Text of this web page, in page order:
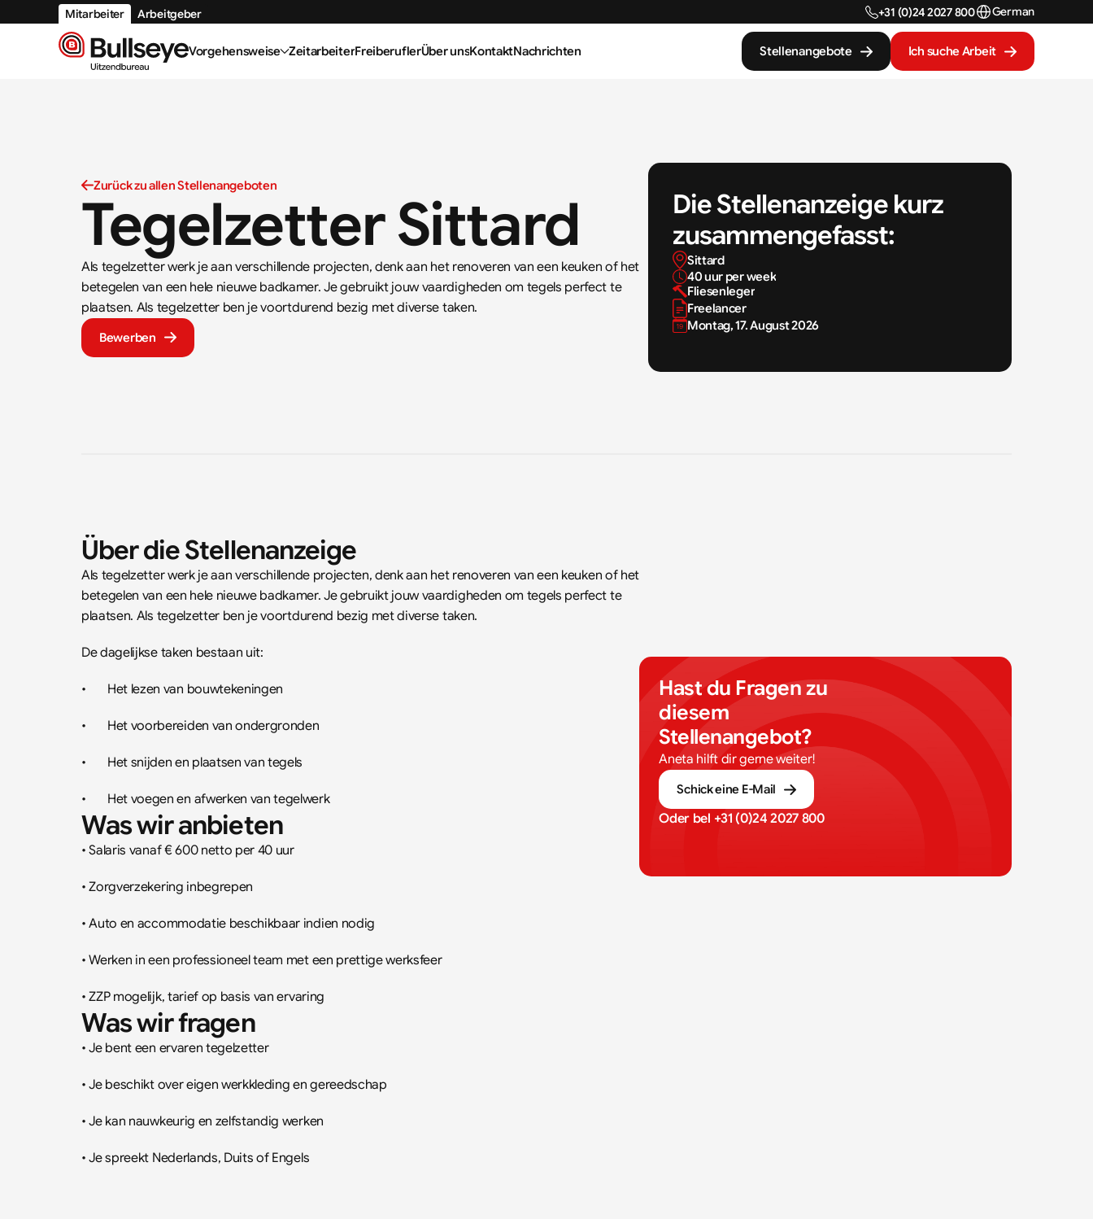
Zurück zu allen Stellenangeboten
Tegelzetter Sittard
Als tegelzetter werk je aan verschillende projecten, denk aan het renoveren van een keuken of het
betegelen van een hele nieuwe badkamer. Je gebruikt jouw vaardigheden om tegels perfect te
plaatsen. Als tegelzetter ben je voortdurend bezig met diverse taken.
Bewerben
Die Stellenanzeige kurz
zusammengefasst:
Sittard
40 uur per week
Fliesenleger
Freelancer
Montag, 17. August 2026
Über die Stellenanzeige
Als tegelzetter werk je aan verschillende projecten, denk aan het renoveren van een keuken of het
betegelen van een hele nieuwe badkamer. Je gebruikt jouw vaardigheden om tegels perfect te
plaatsen. Als tegelzetter ben je voortdurend bezig met diverse taken.
De dagelijkse taken bestaan uit:
•	Het lezen van bouwtekeningen
•	Het voorbereiden van ondergronden
•	Het snijden en plaatsen van tegels
•	Het voegen en afwerken van tegelwerk
Was wir anbieten
• Salaris vanaf € 600 netto per 40 uur
• Zorgverzekering inbegrepen
• Auto en accommodatie beschikbaar indien nodig
• Werken in een professioneel team met een prettige werksfeer
• ZZP mogelijk, tarief op basis van ervaring
Was wir fragen
• Je bent een ervaren tegelzetter
• Je beschikt over eigen werkkleding en gereedschap
• Je kan nauwkeurig en zelfstandig werken
• Je spreekt Nederlands, Duits of Engels
Hast du Fragen zu
diesem
Stellenangebot?
Aneta hilft dir gerne weiter!
Schick eine E-Mail
Oder bel +31 (0)24 2027 800
Mitarbeiter Arbeitgeber +31 (0)24 2027 800Select Language
German
Vorgehensweise ZeitarbeiterFreiberuflerÜber unsKontaktNachrichten Stellenangebote Ich suche Arbeit